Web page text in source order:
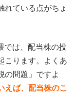
れている点がちょ
では、配当株の投
こります。よくあ
の問題」ですよ
えば、配当株のこ